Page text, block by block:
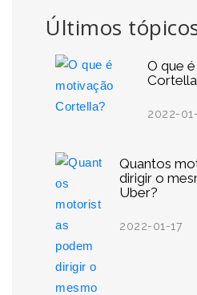
Últimos
O que
2022-
Quantos
dirigir o
Uber?
2022-01-17